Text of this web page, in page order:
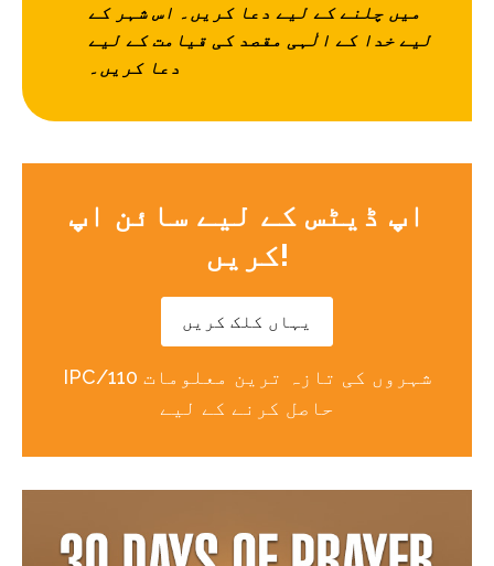
میں چلنے کے لیے دعا کریں۔ اس شہر کے
لیے خدا کے الٰہی مقصد کی قیامت کے لیے
دعا کریں۔
اپ ڈیٹس کے لیے سائن اپ
کریں!
یہاں کلک کریں
IPC/110 شہروں کی تازہ ترین معلومات
حاصل کرنے کے لیے